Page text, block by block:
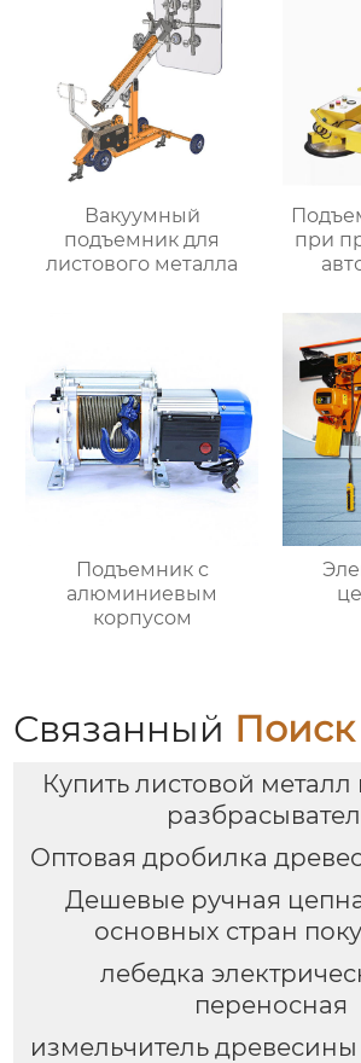
Вакуумный
подъемник для
листового металла
при
Подъемник с
алюминиевым
корпусом
Связанный Поиск
Купить листовой
Оптовая дробилка
Дешевые ручная
основных стран
лебедка
переносная
измельчитель древесины